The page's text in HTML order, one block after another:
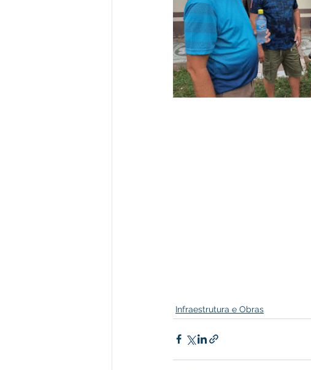
Infraestrutura e Obras